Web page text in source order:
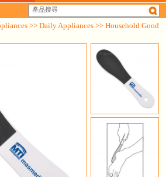
>> Daily Appliances >> Household Good